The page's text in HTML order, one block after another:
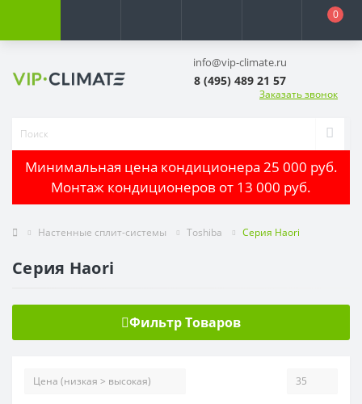
0
info@vip-climate.ru
8 (495) 489 21 57
Заказать звонок
Минимальная цена кондиционера 25 000 руб.
Монтаж кондиционеров от 13 000 руб.
Настенные сплит-системы Toshiba Серия Haori
Серия Haori
Фильтр Товаров